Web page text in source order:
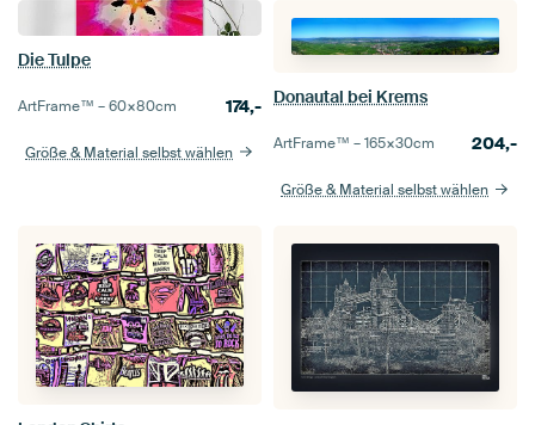
Die Tulpe
ArtFrame™ –60×80cm 174,-
Größe & Material selbst wählen
Donautal bei Krems
ArtFrame™ –165×30cm 204,-
Größe & Material selbst wählen